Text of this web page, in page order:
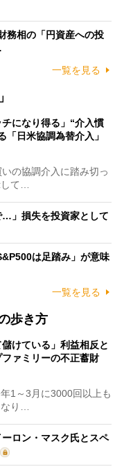
務相の「円資産への投
一覧を見る
チになり得る」“介入慣
「日米協調為替介入」
の協調介入に踏み切っ
て…
…」損失を投資家として
は足踏み」が意味
一覧を見る
歩き方
儲けている」利益相反と
ァミリーの不正蓄財
1～3月に3000回以上も
り…
ーロン・マスク氏とスペ